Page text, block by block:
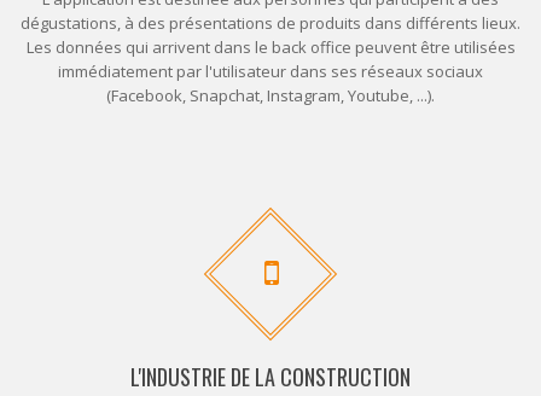
dégustations, à des présentations de produits dans différents lieux.
Les données qui arrivent dans le back office peuvent être utilisées
immédiatement par l'utilisateur dans ses réseaux sociaux
(Facebook, Snapchat, Instagram, Youtube, ...).
L'INDUSTRIE DE LA CONSTRUCTION